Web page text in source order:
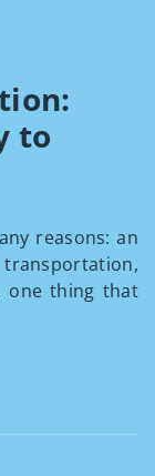
to
reasons: an
one thing that